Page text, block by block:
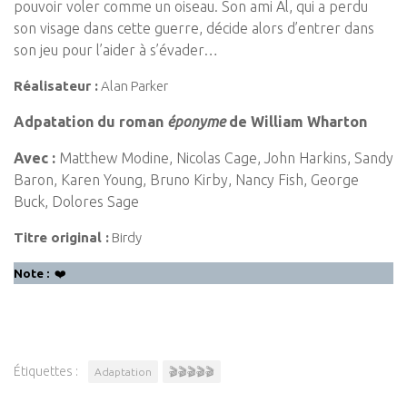
pouvoir voler comme un oiseau. Son ami Al, qui a perdu
son visage dans cette guerre, décide alors d’entrer dans
son jeu pour l’aider à s’évader…
Réalisateur :Alan Parker
Adpatation du roman éponymede William Wharton
Avec : Matthew Modine, Nicolas Cage, John Harkins, Sandy
Baron, Karen Young, Bruno Kirby, Nancy Fish, George
Buck, Dolores Sage
Titre original : Birdy
Note : ❤️
Étiquettes : Adaptation 🎬🎬🎬🎬🎬